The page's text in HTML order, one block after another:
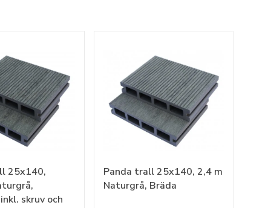
25x140,
skruv och
Panda trall 25x140, 2,4 m
Naturgrå, Bräda